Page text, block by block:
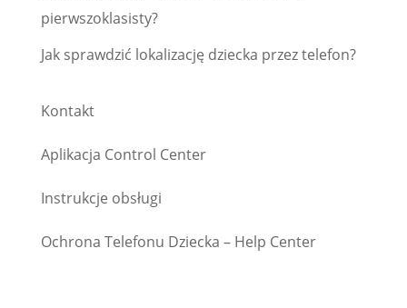
pierwszoklasisty?
Jak sprawdzić lokalizację dziecka przez telefon?
Kontakt
Aplikacja Control Center
Instrukcje obsługi
Ochrona Telefonu Dziecka – Help Center